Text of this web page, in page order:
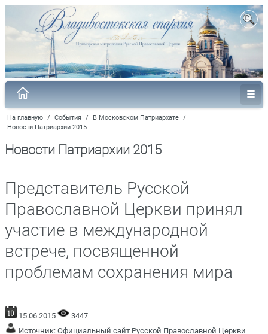
На главную / События / В Московском Патриархате /
Новости Патриархии 2015
Новости Патриархии 2015
Представитель Русской
Православной Церкви принял
участие в международной
встрече, посвященной
проблемам сохранения мира
15.06.2015
3447
Источник: Официальный сайт Русской Православной Церкви